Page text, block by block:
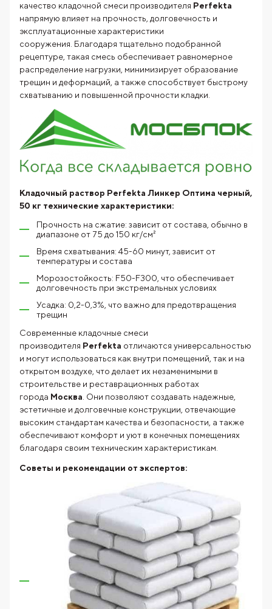
качество кладочной смеси производителя Perfekta
напрямую влияет на прочность, долговечность и
эксплуатационные характеристики
сооружения. Благодаря тщательно подобранной
рецептуре, такая смесь обеспечивает равномерное
распределение нагрузки, минимизирует образование
трещин и деформаций, а также способствует быстрому
схватыванию и повышенной прочности кладки.
Кладочный раствор Perfekta Линкер Оптима черный,
50 кг технические характеристики:
Прочность на сжатие: зависит от состава, обычно в
диапазоне от 75 до 150 кг/см²
Время схватывания: 45-60 минут, зависит от
температуры и состава
Морозостойкость: F50-F300, что обеспечивает
долговечность при экстремальных условиях
Усадка: 0,2-0,3%, что важно для предотвращения
трещин
Современные кладочные смеси
производителя Perfekta отличаются универсальностью
и могут использоваться как внутри помещений, так и на
открытом воздухе, что делает их незаменимыми в
строительстве и реставрационных работах
города Москва . Они позволяют создавать надежные,
эстетичные и долговечные конструкции, отвечающие
высоким стандартам качества и безопасности, а также
обеспечивают комфорт и уют в конечных помещениях
благодаря своим техническим характеристикам.
Советы и рекомендации от экспертов: